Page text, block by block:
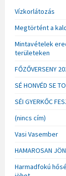
Vízkorlátozás
Megtörtént a
Mintavételek
területeken
FŐZŐVERSENY
SÉ HONVÉD SE
SÉI GYERKŐC
(nincs cím)
Vasi Vasember
HAMAROSAN
Harmadfokú